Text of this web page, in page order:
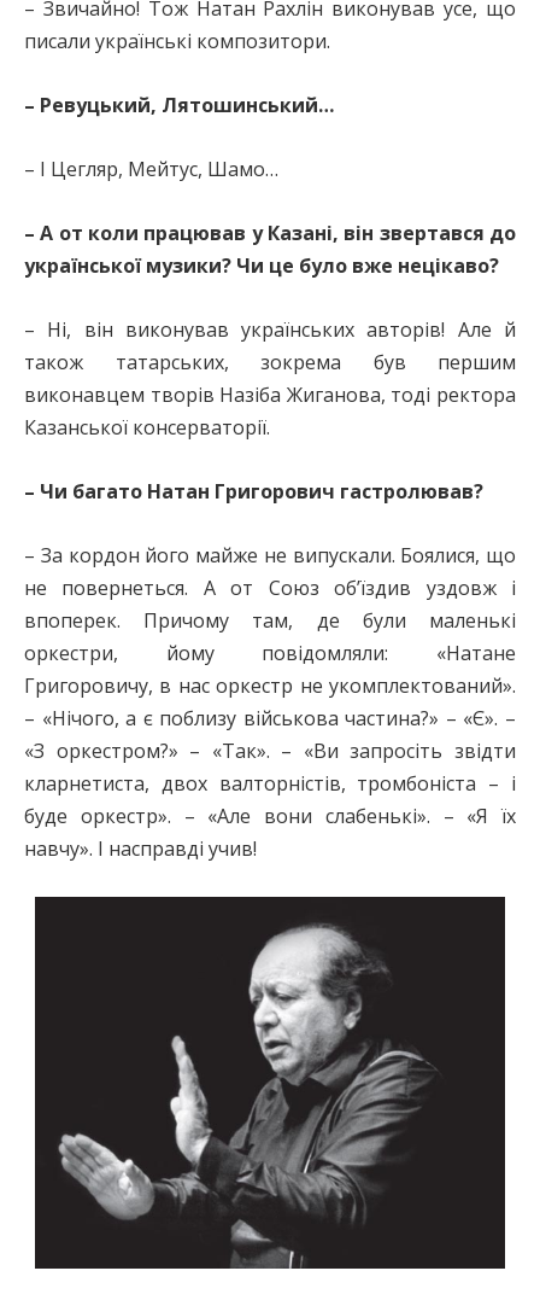
– Звичайно! Тож Натан Рахлін виконував усе, що
писали українські композитори.
– Ревуцький, Лятошинський…
– І Цегляр, Мейтус, Шамо…
– А от коли працював у Казані, він звертався до
української музики? Чи це було вже нецікаво?
– Ні, він виконував українських авторів! Але й
також татарських, зокрема був першим
виконавцем творів Назіба Жиганова, тоді ректора
Казанської консерваторії.
– Чи багато Натан Григорович гастролював?
– За кордон його майже не випускали. Боялися, що
не повернеться. А от Союз об’їздив уздовж і
впоперек. Причому там, де були маленькі
оркестри, йому повідомляли: «Натане
Григоровичу, в нас оркестр не укомплектований».
– «Нічого, а є поблизу військова частина?» – «Є». –
«З оркестром?» – «Так». – «Ви запросіть звідти
кларнетиста, двох валторністів, тромбоніста – і
буде оркестр». – «Але вони слабенькі». – «Я їх
навчу». І насправді учив!